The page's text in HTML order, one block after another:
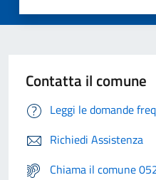
Contatta il comune
Leggi le domande
Richiedi Assistenza
Chiama il comune